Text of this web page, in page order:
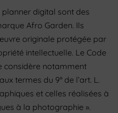
planner digital sont des
Afro Garden. Ils
originale protégée par
intellectuelle. Le Code
considère notamment
termes du 9° de l’art. L.
et celles réalisées à
à la photographie ».